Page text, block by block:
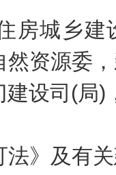
城乡建
资源委
设司(局
及有关